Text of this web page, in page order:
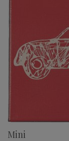
Mini